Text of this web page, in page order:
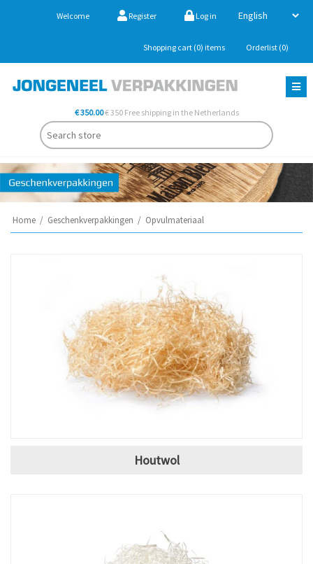
Welcome Register Log in
Shopping cart (0) items Orderlist (0)
€ 350.00€ 350 Free shipping in the Netherlands
Home / Geschenkverpakkingen / Opvulmateriaal
Houtwol